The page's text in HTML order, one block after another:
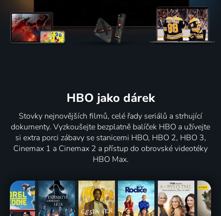
HBO jako dárek
Stovky nejnovějších filmů, celé řady seriálů a strhující
dokumenty. Vyzkoušejte bezplatně balíček HBO a užívejte
si extra porci zábavy se stanicemi HBO, HBO 2, HBO 3,
Cinemax 1 a Cinemax 2 a přístup do obrovské videotéky
HBO Max.